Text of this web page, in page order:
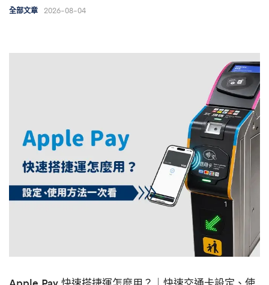
全部文章 2026-08-04